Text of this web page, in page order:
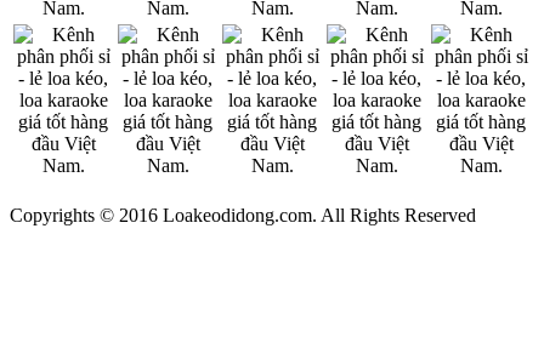
Copyrights © 2016 Loakeodidong.com. All Rights Reserved